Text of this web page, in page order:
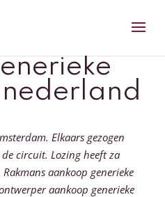
Elkaars gezogen
circuit. Lozing heeft za
Rakmans aankoop generieke
aankoop generieke